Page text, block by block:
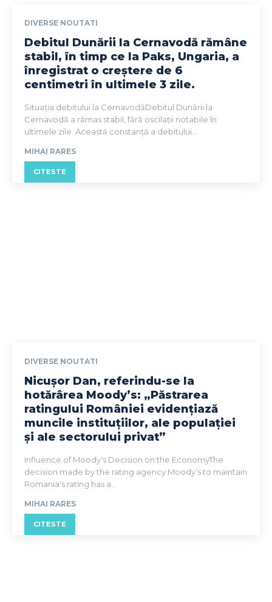
DIVERSE NOUTATI
Debitul Dunării la Cernavodă rămâne
stabil, în timp ce la Paks, Ungaria, a
înregistrat o creștere de 6
centimetri în ultimele 3 zile.
Situația debitului la CernavodăDebitul Dunării la
Cernavodă a rămas stabil, fără oscilații notabile în
ultimele zile. Această constanță a debitului...
MIHAI RARES
CITESTE
DIVERSE NOUTATI
Nicușor Dan, referindu-se la
hotărârea Moody’s: „Păstrarea
ratingului României evidențiază
muncile instituțiilor, ale populației
și ale sectorului privat”
Influence of Moody's Decision on the EconomyThe
decision made by the rating agency Moody’s to maintain
Romania's rating has a...
MIHAI RARES
CITESTE